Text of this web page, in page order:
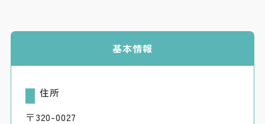
基本情報
住所
〒320-0027